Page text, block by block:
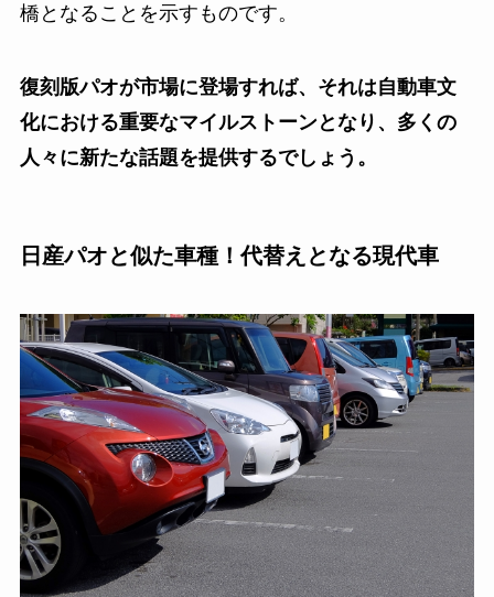
橋となることを示すものです。
復刻版パオが市場に登場すれば、それは自動車文
化における重要なマイルストーンとなり、多くの
人々に新たな話題を提供するでしょう。
日産パオと似た車種！代替えとなる現代車